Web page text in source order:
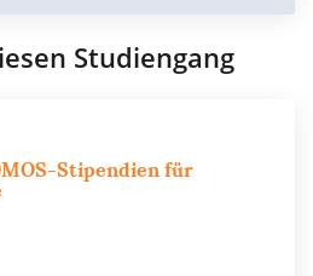
Studiengang
Stipendien für